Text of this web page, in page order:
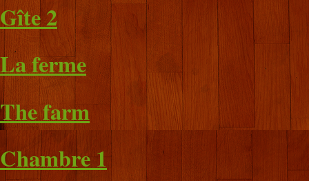
Gîte 2
La ferme
The farm
Chambre 1